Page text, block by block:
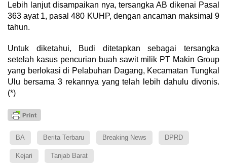
Lebih lanjut disampaikan nya, tersangka AB dikenai Pasal
363 ayat 1, pasal 480 KUHP, dengan ancaman maksimal 9
tahun.
Untuk diketahui, Budi ditetapkan sebagai tersangka
setelah kasus pencurian buah sawit milik PT Makin Group
yang berlokasi di Pelabuhan Dagang, Kecamatan Tungkal
Ulu bersama 3 rekannya yang telah lebih dahulu divonis.
(*)
BA Berita Terbaru Breaking News DPRD
Kejari Tanjab Barat